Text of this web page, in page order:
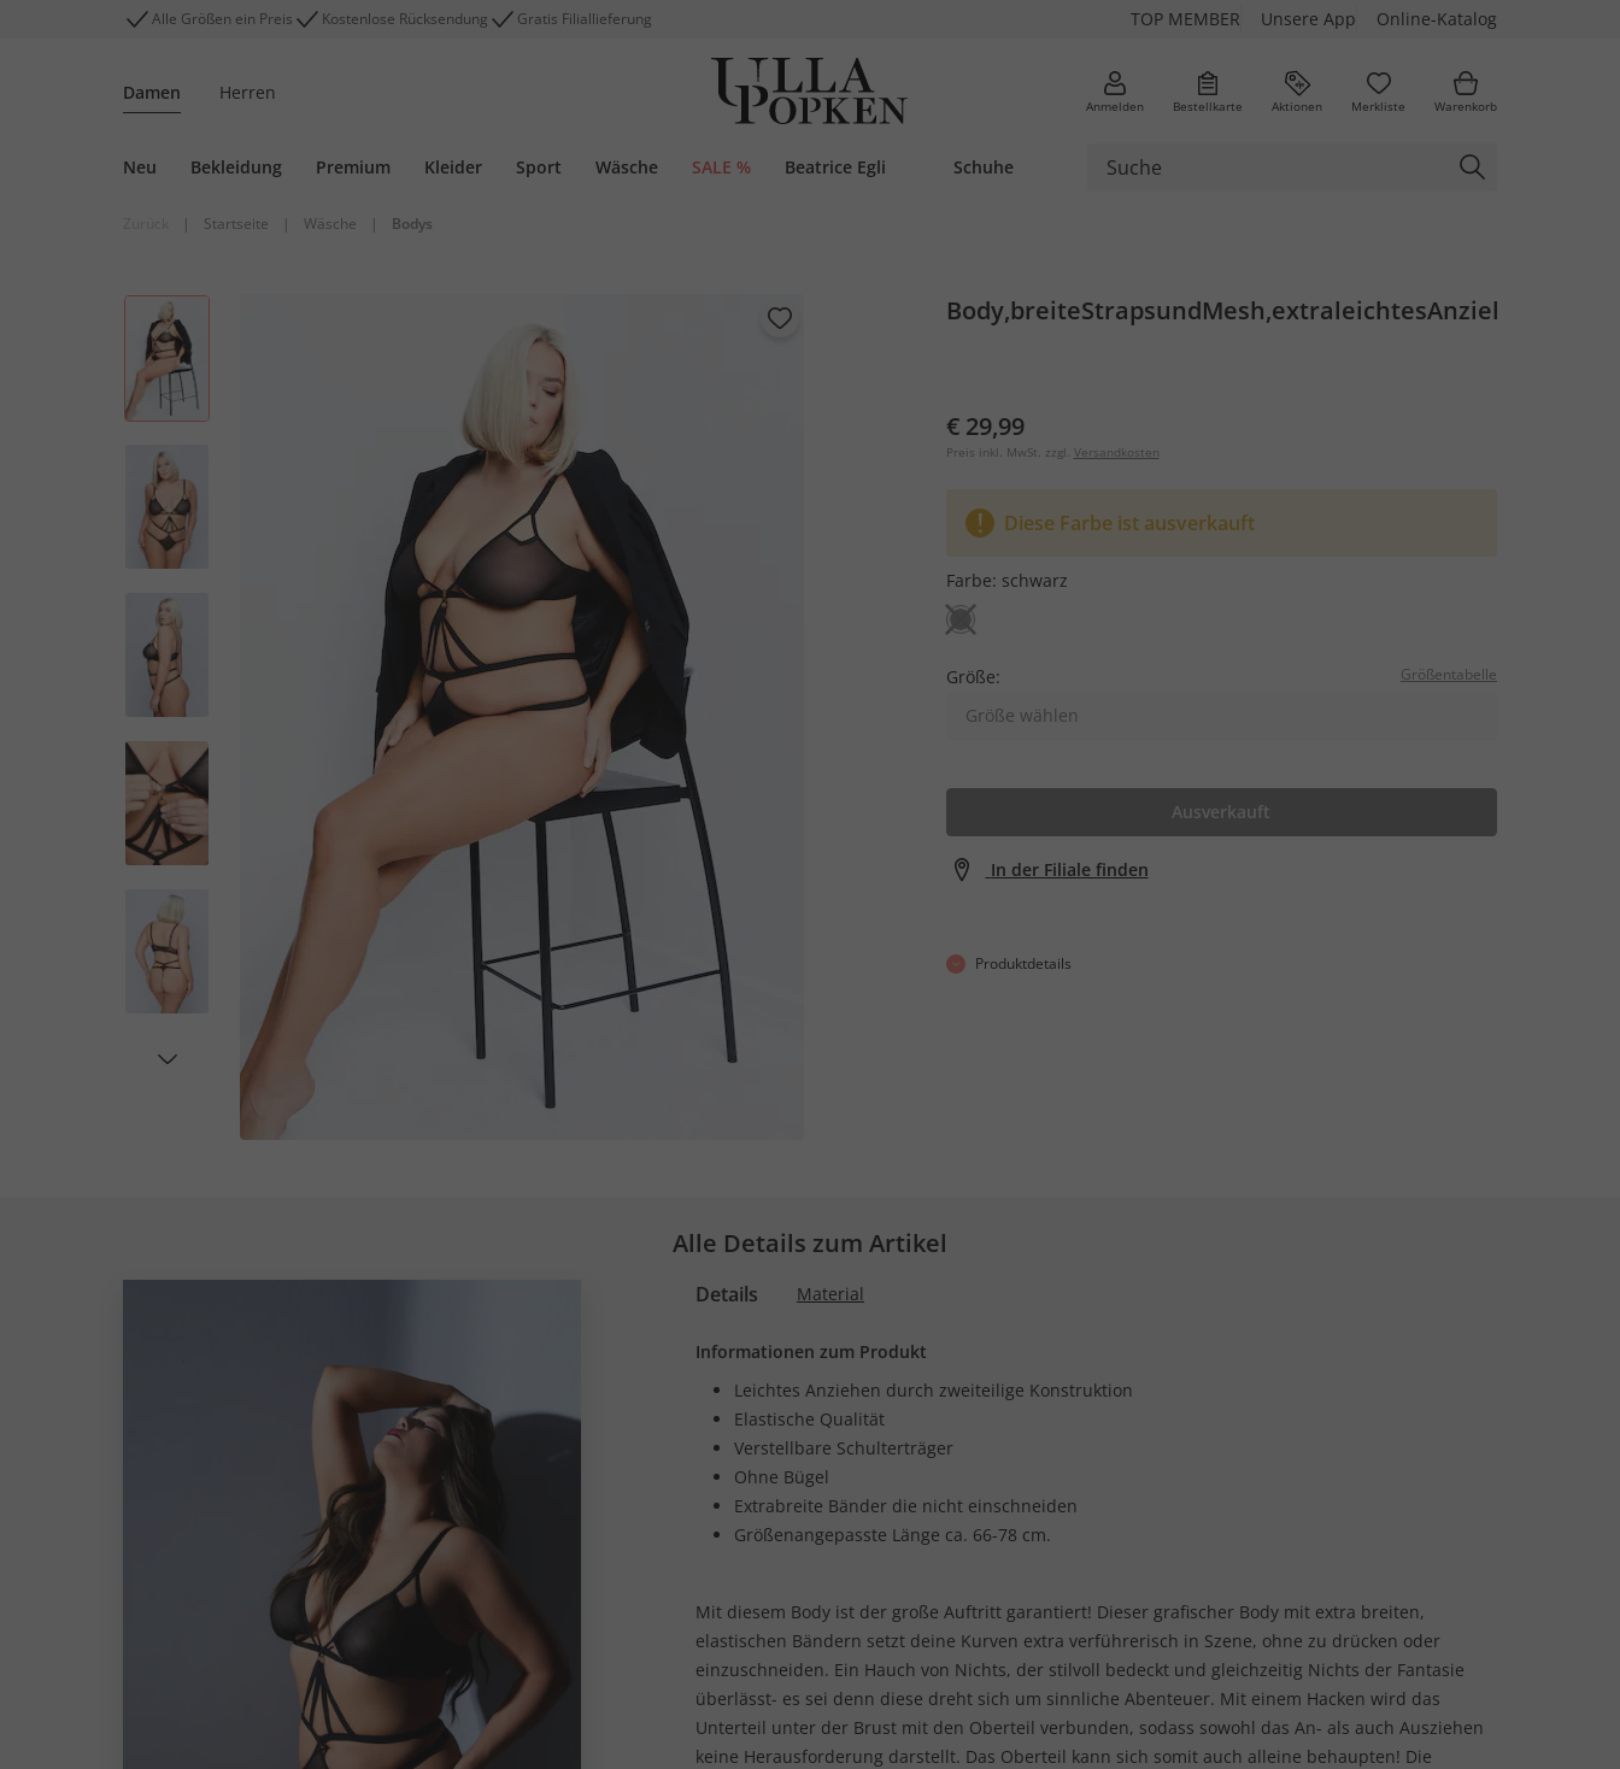
Alle Größen ein Preis Kostenlose Rücksendung Gratis Filiallieferung TOP MEMBER Unsere App Online-Katalog
Damen Herren
Anmelden Bestellkarte Aktionen Merkliste Warenkorb
Neu Bekleidung Premium Kleider Sport Wäsche SALE % Beatrice Egli Schuhe
| Startseite | Wäsche | Bodys
Body,breiteStrapsundMesh,extraleichtesAnziehen
€ 29,99
Preis inkl. MwSt. zzgl. Versandkosten
Diese Farbe ist ausverkauft
Farbe: schwarz
Größe: Größentabelle
Größe wählen
Ausverkauft
In der Filiale finden
Produktdetails
Alle Details zum Artikel
Details Material
Informationen zum Produkt
Leichtes Anziehen durch zweiteilige Konstruktion
Elastische Qualität
Verstellbare Schulterträger
Ohne Bügel
Extrabreite Bänder die nicht einschneiden
Größenangepasste Länge ca. 66-78 cm.
Mit diesem Body ist der große Auftritt garantiert! Dieser grafischer Body mit extra breiten,
elastischen Bändern setzt deine Kurven extra verführerisch in Szene, ohne zu drücken oder
einzuschneiden. Ein Hauch von Nichts, der stilvoll bedeckt und gleichzeitig Nichts der Fantasie
überlässt- es sei denn diese dreht sich um sinnliche Abenteuer. Mit einem Hacken wird das
Unterteil unter der Brust mit den Oberteil verbunden, sodass sowohl das An- als auch Ausziehen
keine Herausforderung darstellt. Das Oberteil kann sich somit auch alleine behaupten! Die